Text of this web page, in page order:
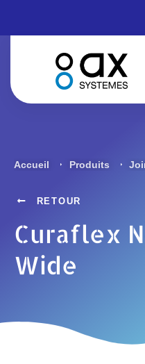
Curaflex
RETOUR
Curaflex
Wide
Accueil Produits